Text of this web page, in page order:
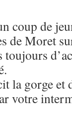
coup de
de Moret
toujours
la gorge et
votre